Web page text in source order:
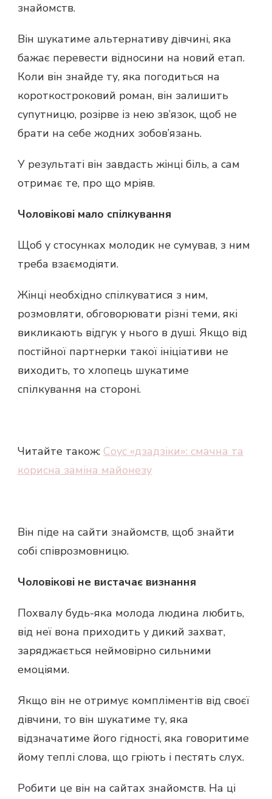
знайомств.
Він шукатиме альтернативу дівчині, яка
бажає перевести відносини на новий етап.
Коли він знайде ту, яка погодиться на
короткостроковий роман, він залишить
супутницю, розірве із нею зв’язок, щоб не
брати на себе жодних зобов’язань.
У результаті він завдасть жінці біль, а сам
отримає те, про що мріяв.
Чоловікові мало спілкування
Щоб у стосунках молодик не сумував, з ним
треба взаємодіяти.
Жінці необхідно спілкуватися з ним,
розмовляти, обговорювати різні теми, які
викликають відгук у нього в душі. Якщо від
постійної партнерки такої ініціативи не
виходить, то хлопець шукатиме
спілкування на стороні.
Читайте також: Соус «дзадзіки»: смачна та
корисна заміна майонезу
Він піде на сайти знайомств, щоб знайти
собі співрозмовницю.
Чоловікові не вистачає визнання
Похвалу будь-яка молода людина любить,
від неї вона приходить у дикий захват,
заряджається неймовірно сильними
емоціями.
Якщо він не отримує компліментів від своєї
дівчини, то він шукатиме ту, яка
відзначатиме його гідності, яка говоритиме
йому теплі слова, що гріють і пестять слух.
Робити це він на сайтах знайомств. На ці